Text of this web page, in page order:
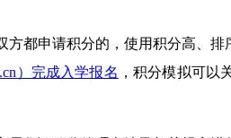
都申请积分的，使用积分高、
）完成入学报名 ，积分模拟可以